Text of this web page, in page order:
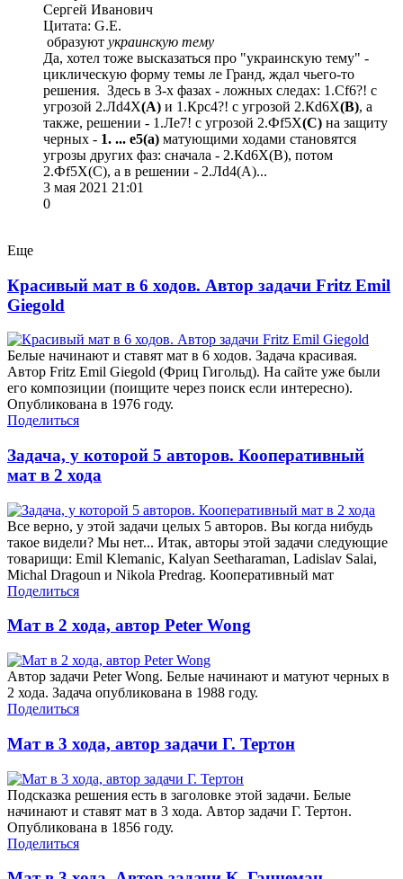
Сергей Иванович
Цитата: G.E.
образуют украинскую тему
Да, хотел тоже высказаться про "украинскую тему" -
циклическую форму темы ле Гранд, ждал чьего-то
решения. Здесь в 3-х фазах - ложных следах: 1.Сf6?! с
угрозой 2.Лd4Х(А) и 1.Крc4?! с угрозой 2.Кd6Х(В), а
также, решении - 1.Лe7! с угрозой 2.Фf5Х(С) на защиту
черных - 1. ... e5(а) матующими ходами становятся
угрозы других фаз: сначала - 2.Кd6Х(В), потом
2.Фf5Х(С), а в решении - 2.Лd4(А)...
3 мая 2021 21:01
0
Еще
Красивый мат в 6 ходов. Автор задачи Fritz Emil
Giegold
Белые начинают и ставят мат в 6 ходов. Задача красивая.
Автор Fritz Emil Giegold (Фриц Гигольд). На сайте уже были
его композиции (поищите через поиск если интересно).
Опубликована в 1976 году.
Поделиться
Задача, у которой 5 авторов. Кооперативный
мат в 2 хода
Все верно, у этой задачи целых 5 авторов. Вы когда нибудь
такое видели? Мы нет... Итак, авторы этой задачи следующие
товарищи: Emil Klemanic, Kalyan Seetharaman, Ladislav Salai,
Michal Dragoun и Nikola Predrag. Кооперативный мат
Поделиться
Мат в 2 хода, автор Peter Wong
Автор задачи Peter Wong. Белые начинают и матуют черных в
2 хода. Задача опубликована в 1988 году.
Поделиться
Мат в 3 хода, автор задачи Г. Тертон
Подсказка решения есть в заголовке этой задачи. Белые
начинают и ставят мат в 3 хода. Автор задачи Г. Тертон.
Опубликована в 1856 году.
Поделиться